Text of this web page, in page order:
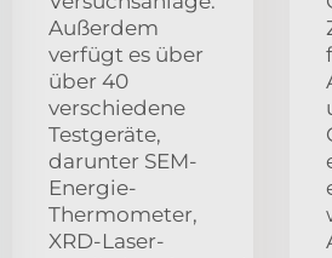
Außerdem
verfügt es über
über 40
verschiedene
Testgeräte,
darunter SEM-
Energie-
Thermometer,
XRD-Laser-